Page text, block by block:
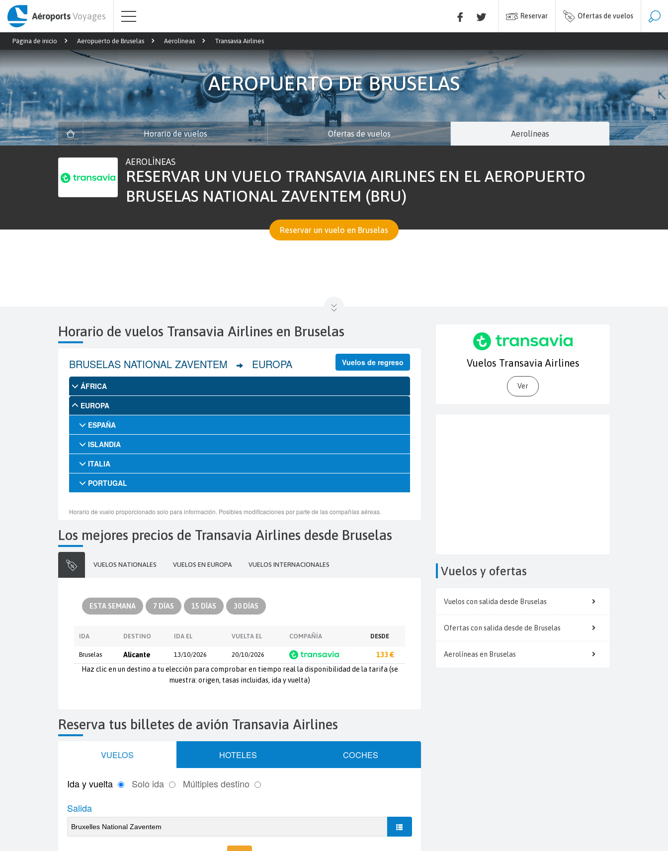
AéroportsVoyages Reservar Ofertas de vuelos
Página de inicio Aeropuerto de Bruselas Aerolíneas Transavia Airlines
AEROPUERTO DE BRUSELAS
Horario de vuelos Ofertas de vuelos Aerolíneas
AEROLÍNEAS
RESERVAR UN VUELO TRANSAVIA AIRLINES EN EL AEROPUERTO
BRUSELAS NATIONAL ZAVENTEM (BRU)
Reservar un vuelo en Bruselas
Horario de vuelos Transavia Airlines en Bruselas
Los mejores precios de Transavia Airlines desde Bruselas
VUELOS NATIONALES VUELOS EN EUROPA VUELOS INTERNACIONALES
ESTA SEMANA 7 DÍAS 15 DÍAS 30 DÍAS
IDA DESTINO IDA EL VUELTA EL COMPAÑÍA DESDE
Bruselas Alicante 13/10/2026 20/10/2026
133 €
Haz clic en un destino a tu elección para comprobar en tiempo real la disponibilidad de la tarifa (se
muestra: origen, tasas incluidas, ida y vuelta)
Reserva tus billetes de avión Transavia Airlines
Vuelos Transavia Airlines
Ver
Vuelos y ofertas
Vuelos con salida desde Bruselas
Ofertas con salida desde de Bruselas
Aerolíneas en Bruselas